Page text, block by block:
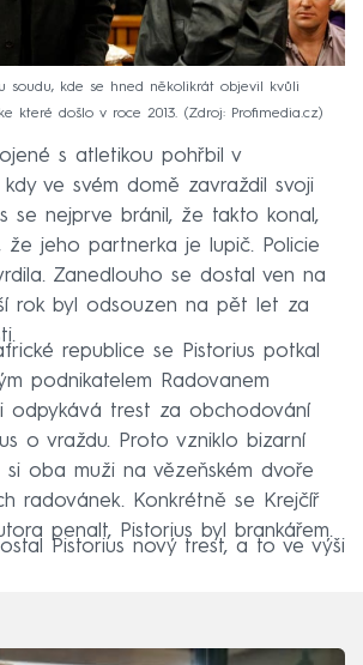
soudu, kde se hned několikrát objevil kvůli
které došlo v roce 2013.
Zdroj: Profimedia.cz
s atletikou pohřbil v
ve svém domě zavraždil svoji
se nejprve bránil, že takto konal,
že jeho partnerka je lupič. Policie
Zanedlouho se dostal ven na
rok byl odsouzen na pět let za
republice se Pistorius potkal
podnikatelem Radovanem
odpykává trest za obchodování
o vraždu. Proto vzniklo bizarní
oba muži na vězeňském dvoře
radovánek. Konkrétně se Krejčíř
penalt, Pistorius byl brankářem.
Pistorius nový trest, a to ve výši